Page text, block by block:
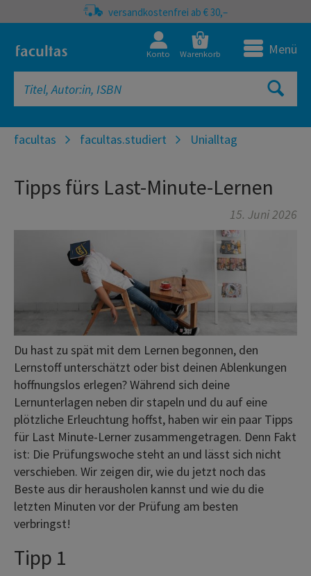
versandkostenfrei ab € 30,–
Konto
0
Warenkorb Menü
facultas facultas.studiert Unialltag
Tipps fürs Last-Minute-Lernen
15. Juni 2026
Du hast zu spät mit dem Lernen begonnen, den
Lernstoff unterschätzt oder bist deinen Ablenkungen
hoffnungslos erlegen? Während sich deine
Lernunterlagen neben dir stapeln und du auf eine
plötzliche Erleuchtung hoffst, haben wir ein paar Tipps
für Last Minute-Lerner zusammengetragen. Denn Fakt
ist: Die Prüfungswoche steht an und lässt sich nicht
verschieben. Wir zeigen dir, wie du jetzt noch das
Beste aus dir herausholen kannst und wie du die
letzten Minuten vor der Prüfung am besten
verbringst!
Tipp 1